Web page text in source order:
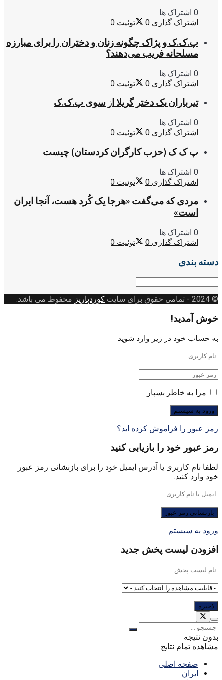
0 اشتراک ها
اشتراک گذاری 0 توئیت 0
پ.ک.ک و پژاک چگونه زنان و دختران را برای مبارزه
مسلحانه فریب می‌دهند؟
0 اشتراک ها
اشتراک گذاری 0 توئیت 0
تیرباران یک دختر گریلا از سوی پ.ک.ک
0 اشتراک ها
اشتراک گذاری 0 توئیت 0
پ ک ک (حزب کارگران کردستان) چیست
0 اشتراک ها
اشتراک گذاری 0 توئیت 0
مردی که می‌گفت «هرجا یک کُرد هست، آنجا ایران
است»
0 اشتراک ها
اشتراک گذاری 0 توئیت 0
دسته بندی
© 2024
- تمامی حقوق برای سایت کوردپاریز محفوظ می باشد.
خوش آمدید!
به حساب خود در زیر وارد شوید
مرا به خاطر بسپار
رمز عبور را فراموش کرده اید؟
رمز عبور خود را بازیابی کنید
لطفا نام کاربری یا آدرس ایمیل خود را برای بازنشانی رمز عبور
خود وارد کنید.
ورود به سیستم
افزودن لیست پخش جدید
بدون نتیجه
مشاهده تمام نتایج
صفحه اصلی
ایران